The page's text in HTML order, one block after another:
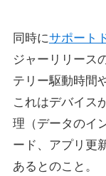
同時にサポート
ジャーリリース
テリー駆動時間
これはデバイス
理（データのイ
ード、アプリ更
あるとのこと。